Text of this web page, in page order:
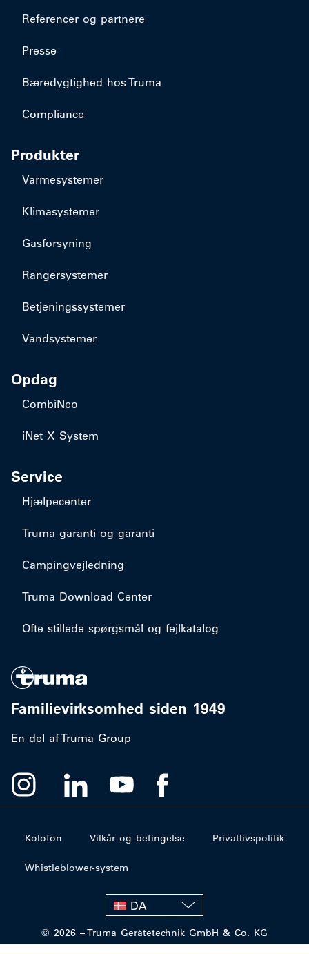
Referencer og partnere
Presse
Bæredygtighed hos Truma
Compliance
Produkter
Varmesystemer
Klimasystemer
Gasforsyning
Rangersystemer
Betjeningssystemer
Vandsystemer
Opdag
CombiNeo
iNet X System
Service
Hjælpecenter
Truma garanti og garanti
Campingvejledning
Truma Download Center
Ofte stillede spørgsmål og fejlkatalog
Familievirksomhed siden 1949
En del af Truma Group
© 2026 – Truma Gerätetechnik GmbH & Co. KG
Kolofon Vilkår og betingelse Privatlivspolitik
Whistleblower-system
DA